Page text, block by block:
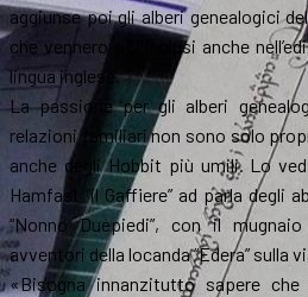
aggiunse poi gli alberi genealogici
che vennero poi inclusi anche
lingua inglese.
La passione per gli alberi
relazioni familiari non sono solo
anche degli Hobbit più umili. Lo
Hamfast “il Gaffiere” ad parla degli
“Nonno Duepiedi”, con il
avventori della locanda “Edera” sulla
«Bisogna innanzitutto sapere